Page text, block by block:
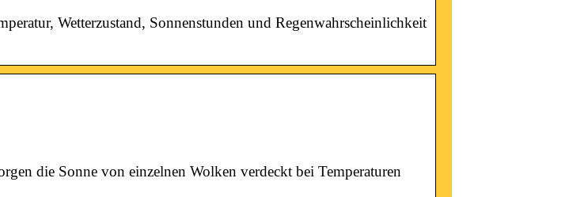
Wetterzustand, Sonnenstunden und Regenwahrscheinlichkeit
die Sonne von einzelnen Wolken verdeckt bei Temperaturen